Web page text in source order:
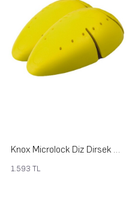
Knox Microlock Diz Dirsek Koruması Part 54
1.593 TL